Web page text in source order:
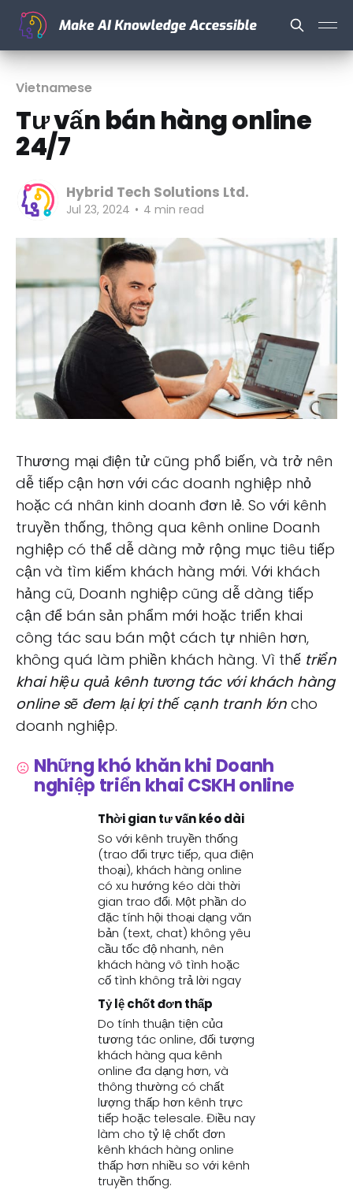
Vietnamese
Tư vấn bán hàng online
24/7
Hybrid Tech Solutions Ltd.
Jul 23, 2024 • 4 min read
Thương mại điện tử cũng phổ biến, và trở nên
dễ tiếp cận hơn với các doanh nghiệp nhỏ
hoặc cá nhân kinh doanh đơn lẻ. So với kênh
truyền thống, thông qua kênh online Doanh
nghiệp có thể dễ dàng mở rộng mục tiêu tiếp
cận và tìm kiếm khách hàng mới. Với khách
hảng cũ, Doanh nghiệp cũng dễ dàng tiếp
cận để bán sản phẩm mới hoặc triển khai
công tác sau bán một cách tự nhiên hơn,
không quá làm phiền khách hàng. Vì thế triển
khai hiệu quả kênh tương tác với khách hàng
online sẽ đem lại lợi thế cạnh tranh lớn cho
doanh nghiệp.
Những khó khăn khi Doanh
nghiệp triển khai CSKH online
Thời gian tư vấn kéo dài
So với kênh truyền thống
(trao đổi trực tiếp, qua điện
thoại), khách hàng online
có xu hướng kéo dài thời
gian trao đổi. Một phần do
đặc tính hội thoại dạng văn
bản (text, chat) không yêu
cầu tốc độ nhanh, nên
khách hàng vô tình hoặc
cố tình không trả lời ngay
Tỷ lệ chốt đơn thấp
Do tính thuận tiện của
tương tác online, đối tượng
khách hàng qua kênh
online đa dạng hơn, và
thông thường có chất
lượng thấp hơn kênh trực
tiếp hoặc telesale. Điều nay
làm cho tỷ lệ chốt đơn
kênh khách hàng online
thấp hơn nhiều so với kênh
truyền thống.